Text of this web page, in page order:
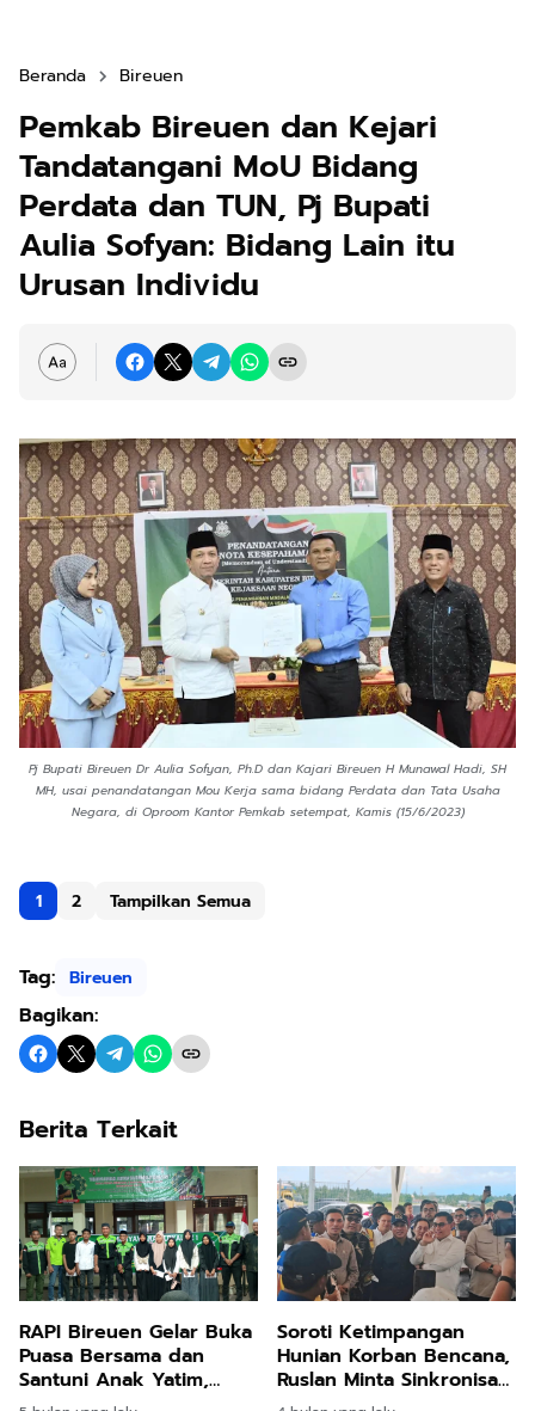
Beranda Bireuen
Pemkab Bireuen dan Kejari
Tandatangani MoU Bidang
Perdata dan TUN, Pj Bupati
Aulia Sofyan: Bidang Lain itu
Urusan Individu
Pj Bupati Bireuen Dr Aulia Sofyan, Ph.D dan Kajari Bireuen H Munawal Hadi, SH
MH, usai penandatangan Mou Kerja sama bidang Perdata dan Tata Usaha
Negara, di Oproom Kantor Pemkab setempat, Kamis (15/6/2023)
1 2 Tampilkan Semua
Tag: Bireuen
Bagikan:
Berita Terkait
RAPI Bireuen Gelar Buka
Puasa Bersama dan
Santuni Anak Yatim,
Pengurus Lokal
Soroti Ketimpangan
Hunian Korban Bencana,
Ruslan Minta Sinkronisasi
Pusat dan Daerah